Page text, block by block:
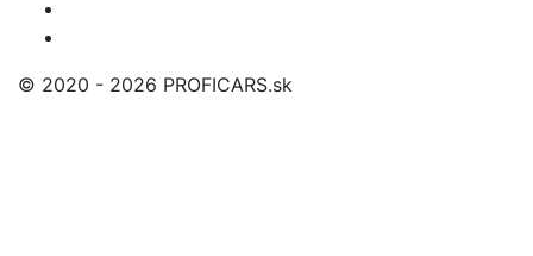
© 2020 - 2026 PROFICARS.sk